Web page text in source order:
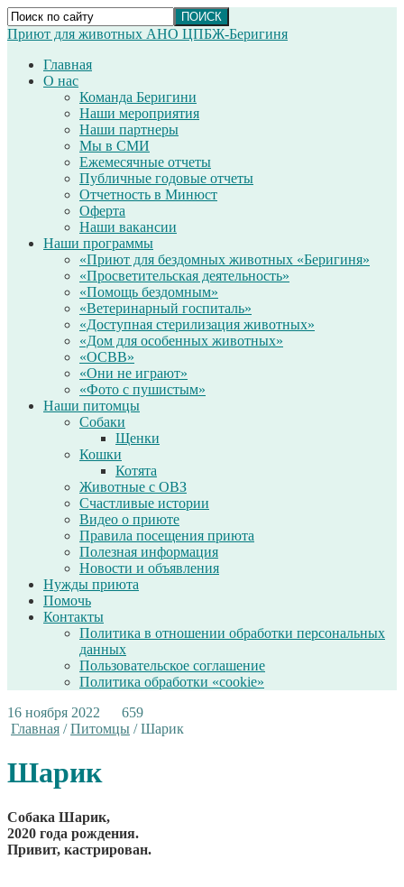
Приют для животных АНО ЦПБЖ-Беригиня
Главная
О нас
Команда Беригини
Наши мероприятия
Наши партнеры
Мы в СМИ
Ежемесячные отчеты
Публичные годовые отчеты
Отчетность в Минюст
Оферта
Наши вакансии
Наши программы
«Приют для бездомных животных «Беригиня»
«Просветительская деятельность»
«Помощь бездомным»
«Ветеринарный госпиталь»
«Доступная стерилизация животных»
«Дом для особенных животных»
«ОСВВ»
«Они не играют»
«Фото с пушистым»
Наши питомцы
Собаки
Щенки
Кошки
Котята
Животные с ОВЗ
Счастливые истории
Видео о приюте
Правила посещения приюта
Полезная информация
Новости и объявления
Нужды приюта
Помочь
Контакты
Политика в отношении обработки персональных
данных
Пользовательское соглашение
Политика обработки «cookie»
16 ноября 2022
659
Главная /Питомцы /Шарик
Шарик
Собака Шарик,
2020 года рождения.
Привит, кастрирован.